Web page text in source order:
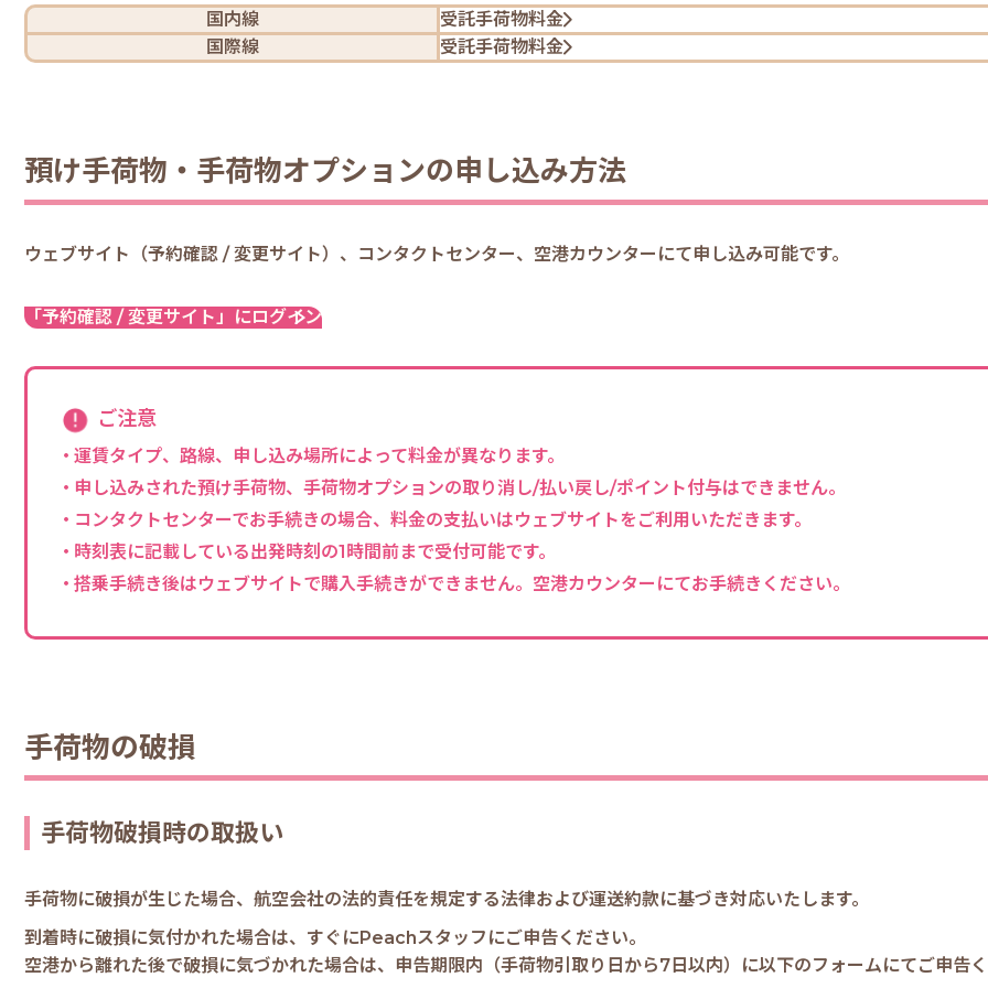
国内線
受託手荷物料金
国際線
受託手荷物料金
預け手荷物・手荷物オプションの申し込み方法
ウェブサイト（予約確認 / 変更サイト）、コンタクトセンター、空港カウンターにて申し込み可能です。
「予約確認 / 変更サイト」にログイン
ご注意
運賃タイプ、路線、申し込み場所によって料金が異なります。
申し込みされた預け手荷物、手荷物オプションの取り消し/払い戻し/ポイント付与はできません。
コンタクトセンターでお手続きの場合、料金の支払いはウェブサイトをご利用いただきます。
時刻表に記載している出発時刻の1時間前まで受付可能です。
搭乗手続き後はウェブサイトで購入手続きができません。空港カウンターにてお手続きください。
手荷物の破損
手荷物破損時の取扱い
手荷物に破損が生じた場合、航空会社の法的責任を規定する法律および運送約款に基づき対応いたします。
到着時に破損に気付かれた場合は、すぐにPeachスタッフにご申告ください。
空港から離れた後で破損に気づかれた場合は、申告期限内（手荷物引取り日から7日以内）に以下のフォームにてご申告く